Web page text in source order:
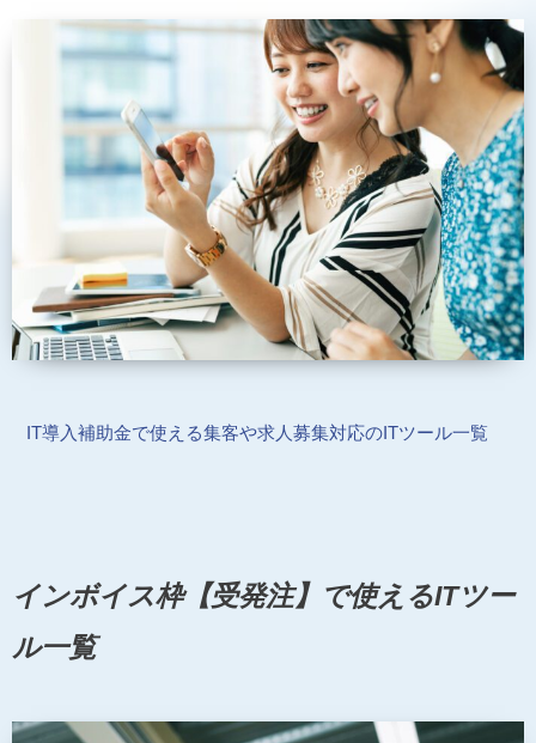
IT導入補助金で使える集客や求人募集対応のITツール一覧
インボイス枠【受発注】で使えるITツー
ル一覧